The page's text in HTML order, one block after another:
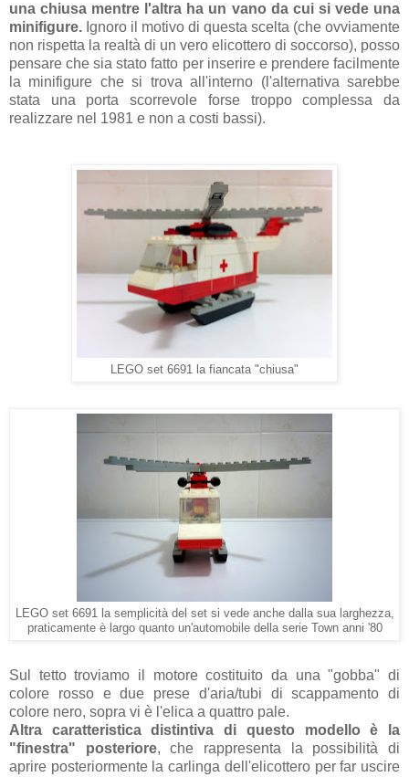
una chiusa mentre l'altra ha un vano da cui si vede una
minifigure. Ignoro il motivo di questa scelta (che ovviamente
non rispetta la realtà di un vero elicottero di soccorso), posso
pensare che sia stato fatto per inserire e prendere facilmente
la minifigure che si trova all'interno (l'alternativa sarebbe
stata una porta scorrevole forse troppo complessa da
realizzare nel 1981 e non a costi bassi).
LEGO set 6691 la fiancata "chiusa"
LEGO set 6691 la semplicità del set si vede anche dalla sua larghezza,
praticamente è largo quanto un'automobile della serie Town anni '80
Sul tetto troviamo il motore costituito da una "gobba" di
colore rosso e due prese d'aria/tubi di scappamento di
colore nero, sopra vi è l'elica a quattro pale.
Altra caratteristica distintiva di questo modello è la
"finestra" posteriore, che rappresenta la possibilità di
aprire posteriormente la carlinga dell'elicottero per far uscire